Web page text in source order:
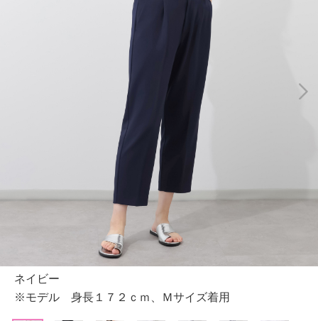
ネイビー
※モデル 身長１７２ｃｍ、Ｍサイズ着用